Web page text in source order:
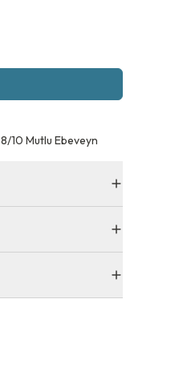
8/10 Mutlu Ebeveyn